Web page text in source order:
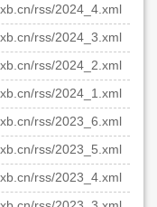
rss/2024_4.xml
rss/2024_3.xml
rss/2024_2.xml
rss/2024_1.xml
rss/2023_6.xml
rss/2023_5.xml
rss/2023_4.xml